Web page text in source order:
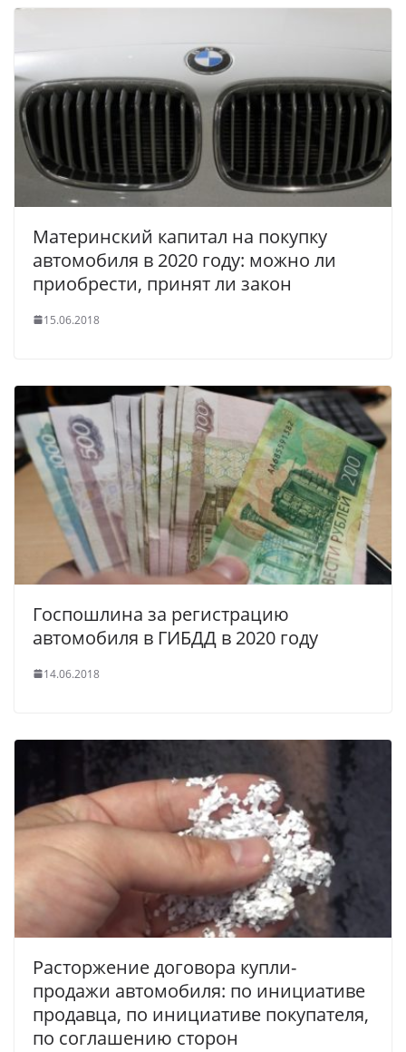
Материнский капитал на покупку
автомобиля в 2020 году: можно ли
приобрести, принят ли закон
15.06.2018
Госпошлина за регистрацию
автомобиля в ГИБДД в 2020 году
14.06.2018
Расторжение договора купли-
продажи автомобиля: по инициативе
продавца, по инициативе покупателя,
по соглашению сторон